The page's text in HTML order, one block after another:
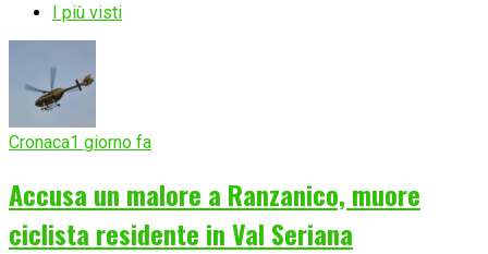
I più visti
Cronaca1 giorno fa
Accusa un malore a Ranzanico, muore
ciclista residente in Val Seriana